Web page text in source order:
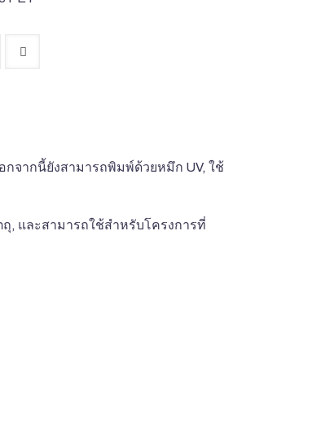
จากนี้ยังสามารถพิมพ์ด้วยหมึก UV, ใช้
, และสามารถใช้สำหรับโครงการที่